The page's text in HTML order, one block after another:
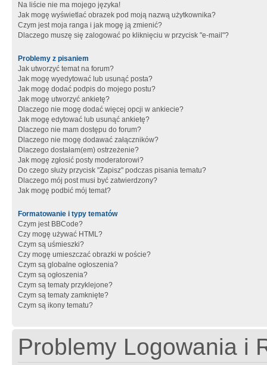
Na liście nie ma mojego języka!
Jak mogę wyświetlać obrazek pod moją nazwą użytkownika?
Czym jest moja ranga i jak mogę ją zmienić?
Dlaczego muszę się zalogować po kliknięciu w przycisk "e-mail"?
Problemy z pisaniem
Jak utworzyć temat na forum?
Jak mogę wyedytować lub usunąć posta?
Jak mogę dodać podpis do mojego postu?
Jak mogę utworzyć ankietę?
Dlaczego nie mogę dodać więcej opcji w ankiecie?
Jak mogę edytować lub usunąć ankietę?
Dlaczego nie mam dostępu do forum?
Dlaczego nie mogę dodawać załączników?
Dlaczego dostałam(em) ostrzeżenie?
Jak mogę zgłosić posty moderatorowi?
Do czego służy przycisk "Zapisz" podczas pisania tematu?
Dlaczego mój post musi być zatwierdzony?
Jak mogę podbić mój temat?
Formatowanie i typy tematów
Czym jest BBCode?
Czy mogę używać HTML?
Czym są uśmieszki?
Czy mogę umieszczać obrazki w poście?
Czym są globalne ogłoszenia?
Czym są ogłoszenia?
Czym są tematy przyklejone?
Czym są tematy zamknięte?
Czym są ikony tematu?
Problemy Logowania i